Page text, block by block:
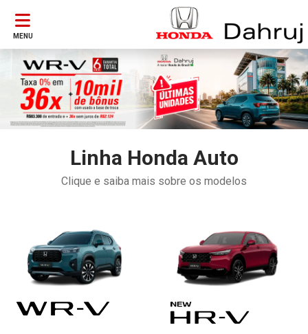
MENU
Linha Honda Auto
Clique e saiba mais sobre os modelos